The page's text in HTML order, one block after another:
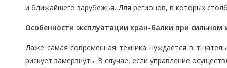
и ближайшего зарубежья. Для регионов, в которых
Особенности эксплуатации кран-балки при сильном
Даже самая современная техника нуждается в
рискует замерзнуть. В случае, если управление